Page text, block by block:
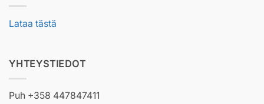
Lataa tästä
YHTEYSTIEDOT
Puh +358 447847411